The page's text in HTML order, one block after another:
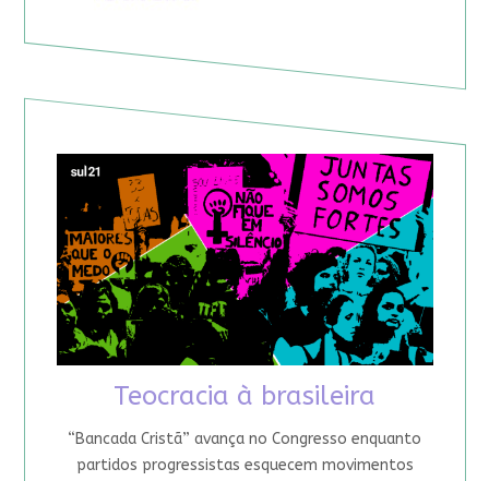
Teocracia à brasileira
“Bancada Cristã” avança no Congresso enquanto
partidos progressistas esquecem movimentos